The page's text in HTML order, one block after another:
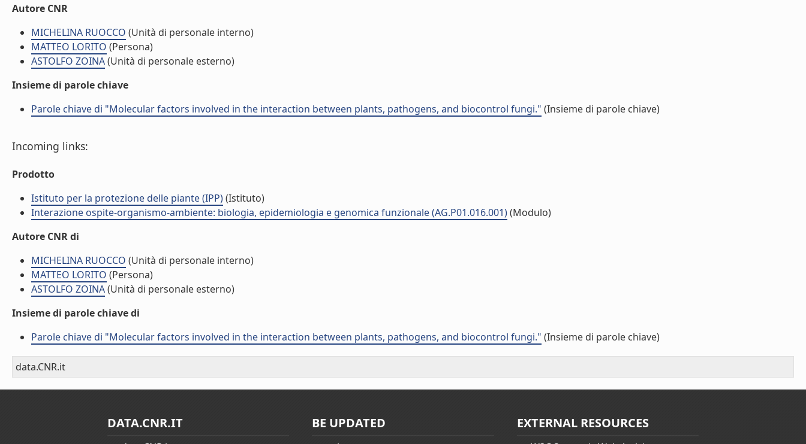
Autore CNR
MICHELINA RUOCCO (Unità di personale interno)
MATTEO LORITO (Persona)
ASTOLFO ZOINA(Unità di personale esterno)
Insieme di parole chiave
Parole chiave di "Molecular factors involved in the interaction between plants, pathogens, and biocontrol fungi." (Insieme di parole chiave)
Incoming links:
Prodotto
Istituto per la protezione delle piante (IPP)(Istituto)
Interazione ospite-organismo-ambiente: biologia, epidemiologia e genomica funzionale (AG.P01.016.001)(Modulo)
Autore CNR di
MICHELINA RUOCCO (Unità di personale interno)
MATTEO LORITO (Persona)
ASTOLFO ZOINA(Unità di personale esterno)
Insieme di parole chiave di
Parole chiave di "Molecular factors involved in the interaction between plants, pathogens, and biocontrol fungi." (Insieme di parole chiave)
data.CNR.it
DATA.CNR.IT BE UPDATED EXTERNAL RESOURCES